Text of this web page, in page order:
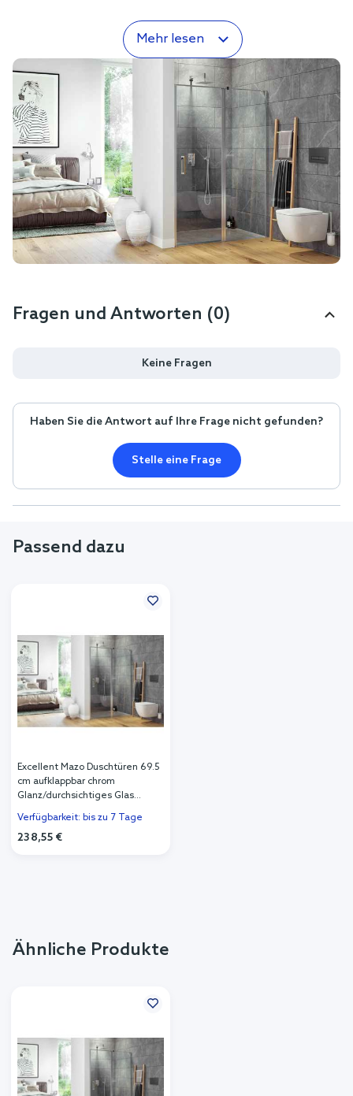
Mehr lesen
Fragen und Antworten (0)
Keine Fragen
Haben Sie die Antwort auf Ihre Frage nicht gefunden?
Stelle eine Frage
Passend dazu
Excellent Mazo Duschtüren 69.5
cm aufklappbar chrom
Glanz/durchsichtiges Glas
Verfügbarkeit: bis zu 7 Tage
238,55 €
Ähnliche Produkte